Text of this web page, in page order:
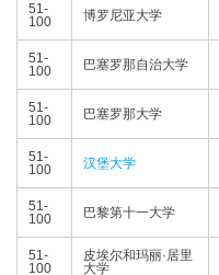
51-
100
博罗尼亚大学
51-
100
巴塞罗那自治大学
51-
100
巴塞罗那大学
51-
100
汉堡大学
51-
100
巴黎第十一大学
51-
100
皮埃尔和玛丽·居里
大学